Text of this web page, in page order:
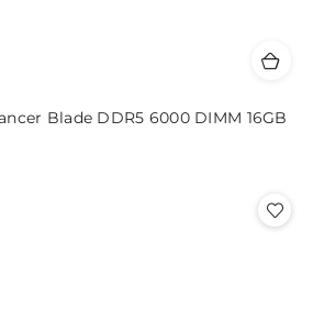
Blade DDR5 6000 DIMM 16GB